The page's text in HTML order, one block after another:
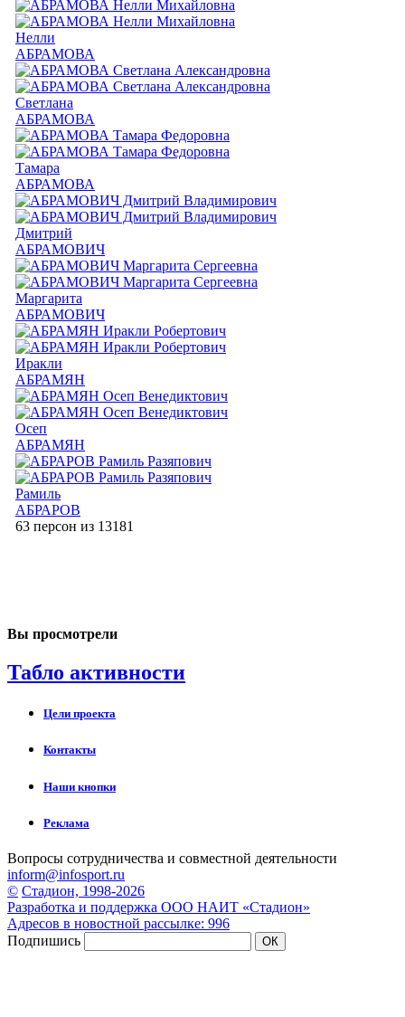
Нелли
АБРАМОВА
Светлана
АБРАМОВА
Тамара
АБРАМОВА
Дмитрий
АБРАМОВИЧ
Маргарита
АБРАМОВИЧ
Иракли
АБРАМЯН
Осеп
АБРАМЯН
Рамиль
АБРАРОВ
63 персон из 13181
Вы просмотрели
Табло активности
Цели проекта
Контакты
Наши кнопки
Реклама
Вопросы сотрудничества и совместной деятельности
inform@infosport.ru
© Стадион, 1998-2026
Разработка и поддержка ООО НАИТ «Стадион»
Адресов в новостной рассылке: 996
Подпишись